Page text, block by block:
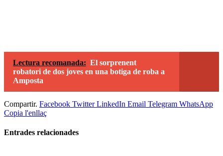
Lectura recomanada: El sorprenent
robatori de dos joves en una botiga de roba a
Amposta
Compartir. Facebook Twitter LinkedIn Email Telegram WhatsApp
Copia l'enllaç
Entrades relacionades